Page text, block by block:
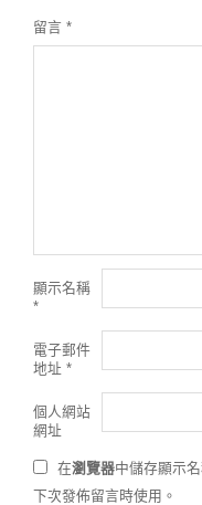
留言 *
顯示名稱
*
電子郵件
地址 *
個人網站
網址
在瀏覽器中儲存顯示
下次發佈留言時使用。